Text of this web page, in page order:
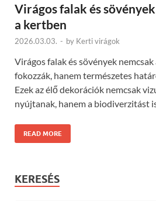
Virágos falak és
a kertben
2026.03.03. - by Kerti virágok
Virágos falak és sövények
fokozzák, hanem természetes
Ezek az élő dekorációk nemcsak
nyújtanak, hanem a biodiverzitást
READ MORE
KERESÉS